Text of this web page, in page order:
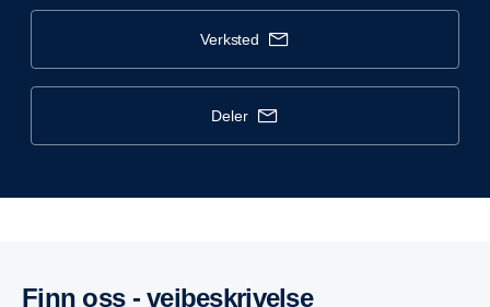
verksted
deler
Finn oss - veibeskrivelse